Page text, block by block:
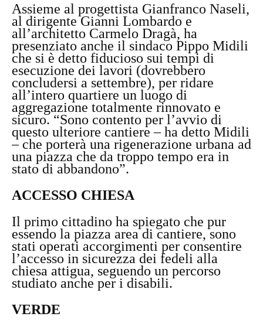
Assieme al progettista Gianfranco Naseli,
al dirigente Gianni Lombardo e
all’architetto Carmelo Dragà, ha
presenziato anche il sindaco Pippo Midili
che si è detto fiducioso sui tempi di
esecuzione dei lavori (dovrebbero
concludersi a settembre), per ridare
all’intero quartiere un luogo di
aggregazione totalmente rinnovato e
sicuro. “Sono contento per l’avvio di
questo ulteriore cantiere – ha detto Midili
– che porterà una rigenerazione urbana ad
una piazza che da troppo tempo era in
stato di abbandono”.
ACCESSO CHIESA
Il primo cittadino ha spiegato che pur
essendo la piazza area di cantiere, sono
stati operati accorgimenti per consentire
l’accesso in sicurezza dei fedeli alla
chiesa attigua, seguendo un percorso
studiato anche per i disabili.
VERDE